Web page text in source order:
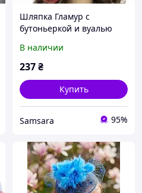
Шляпка Гламур с
бутоньеркой и вуалью
В наличии
237₴
Купить
Samsara 95%